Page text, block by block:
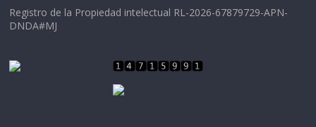
Registro de la Propiedad intelectual RL-2026-67879729-APN-
DNDA#MJ